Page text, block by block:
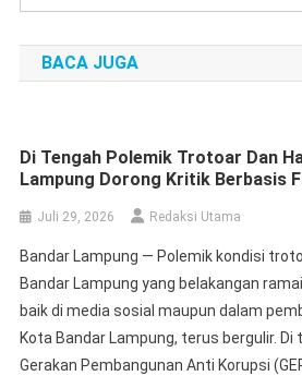
BACA JUGA
Di Tengah Polemik Trotoar Dan
Lampung Dorong Kritik Berbasis
Juli 29, 2026 Redaksi Utama
Bandar Lampung — Polemik kondisi
Bandar Lampung yang belakangan
baik di media sosial maupun dalam
Kota Bandar Lampung, terus bergulir.
Gerakan Pembangunan Anti Korupsi